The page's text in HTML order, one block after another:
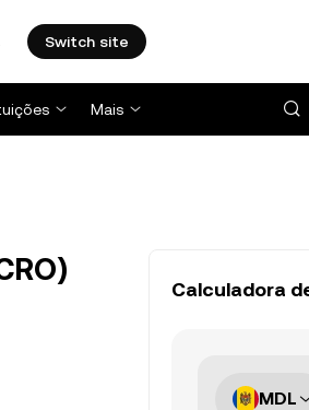
Switch site
Mais
Calculadora
MDL